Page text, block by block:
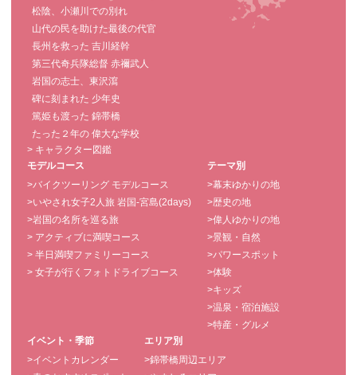
松陰、小瀬川での別れ
山代の民を助けた最後の代官
長州を救った 吉川経幹
第三代奇兵隊総督 赤禰武人
岩国の志士、東沢瀉
碑に刻まれた 少年史
篤姫も渡った 錦帯橋
たった２年の 偉大な学校
> キャラクター図鑑
モデルコース
>バイクツーリング モデルコース
>いやされ女子2人旅 岩国-宮島(2days)
>岩国の名所を巡る旅
> アクティブに満喫コース
> 半日満喫ファミリーコース
> 女子が行くフォトドライブコース
テーマ別
>幕末ゆかりの地
>歴史の地
>偉人ゆかりの地
>景観・自然
>パワースポット
>体験
>キッズ
>温泉・宿泊施設
>特産・グルメ
イベント・季節
>イベントカレンダー
エリア別
>錦帯橋周辺エリア